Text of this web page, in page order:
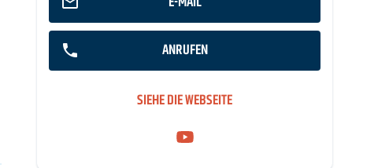
ANRUFEN
SIEHE DIE WEBSEITE